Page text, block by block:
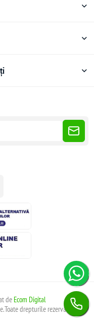
de Ecom Digital
drepturile rezervate.